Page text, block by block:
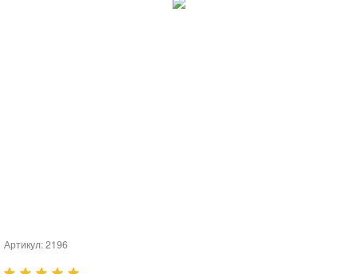
Артикул:2196